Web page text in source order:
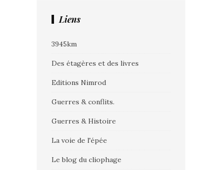
Liens
3945km
Des étagères et des livres
Editions Nimrod
Guerres & conflits.
Guerres & Histoire
La voie de l'épée
Le blog du cliophage